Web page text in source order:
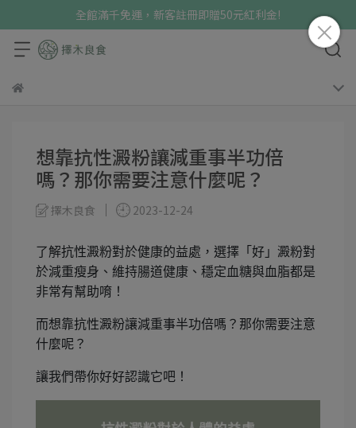
全館滿千免運，新客註冊即贈50元紅利金!
想靠抗性澱粉讓減重事半功倍
嗎？那你需要注意什麼呢？
擇木良食 2023-12-24
了解抗性澱粉對於健康的益處，選擇「好」澱粉對
於減重瘦身、維持腸道健康、穩定血糖與血脂都是
非常有幫助唷！
而想靠抗性澱粉讓減重事半功倍嗎？那你需要注意
什麼呢？
讓我們帶你好好認識它吧！